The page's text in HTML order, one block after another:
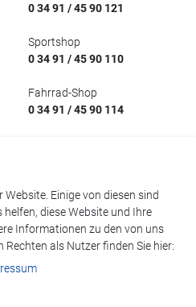
0 34 91 / 45 90 121
Sportshop
0 34 91 / 45 90 110
Fahrrad-Shop
0 34 91 / 45 90 114
Impressum
Alle Rechte vorbehalten.
es sich um ehemalige
Einige von diesen sind
diese Website und Ihre
Informationen zu den von uns
als Nutzer finden Sie hier: